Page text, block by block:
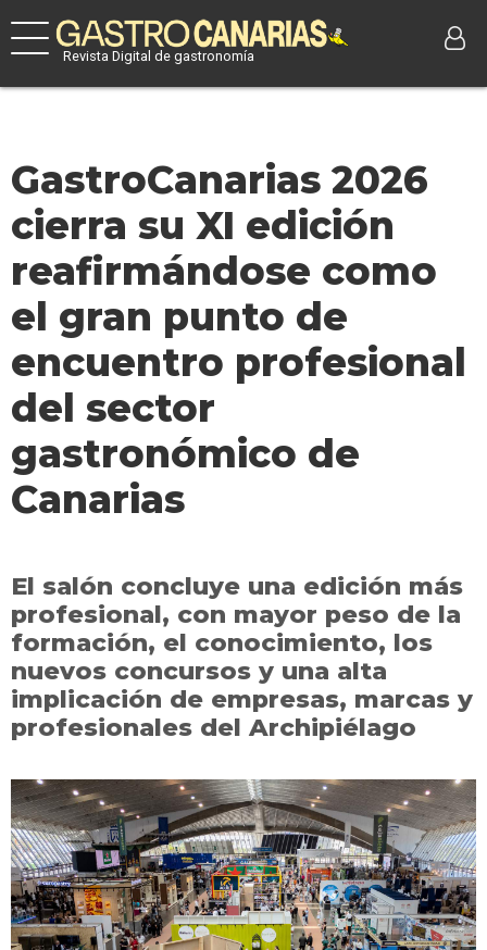
Revista Digital de gastronomía
GastroCanarias 2026
cierra su XI edición
reafirmándose como
el gran punto de
encuentro profesional
del sector
gastronómico de
Canarias
El salón concluye una edición más
profesional, con mayor peso de la
formación, el conocimiento, los
nuevos concursos y una alta
implicación de empresas, marcas y
profesionales del Archipiélago